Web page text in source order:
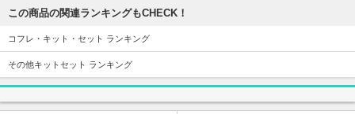
この商品の関連ランキングもCHECK！
コフレ・キット・セット ランキング
その他キットセット ランキング